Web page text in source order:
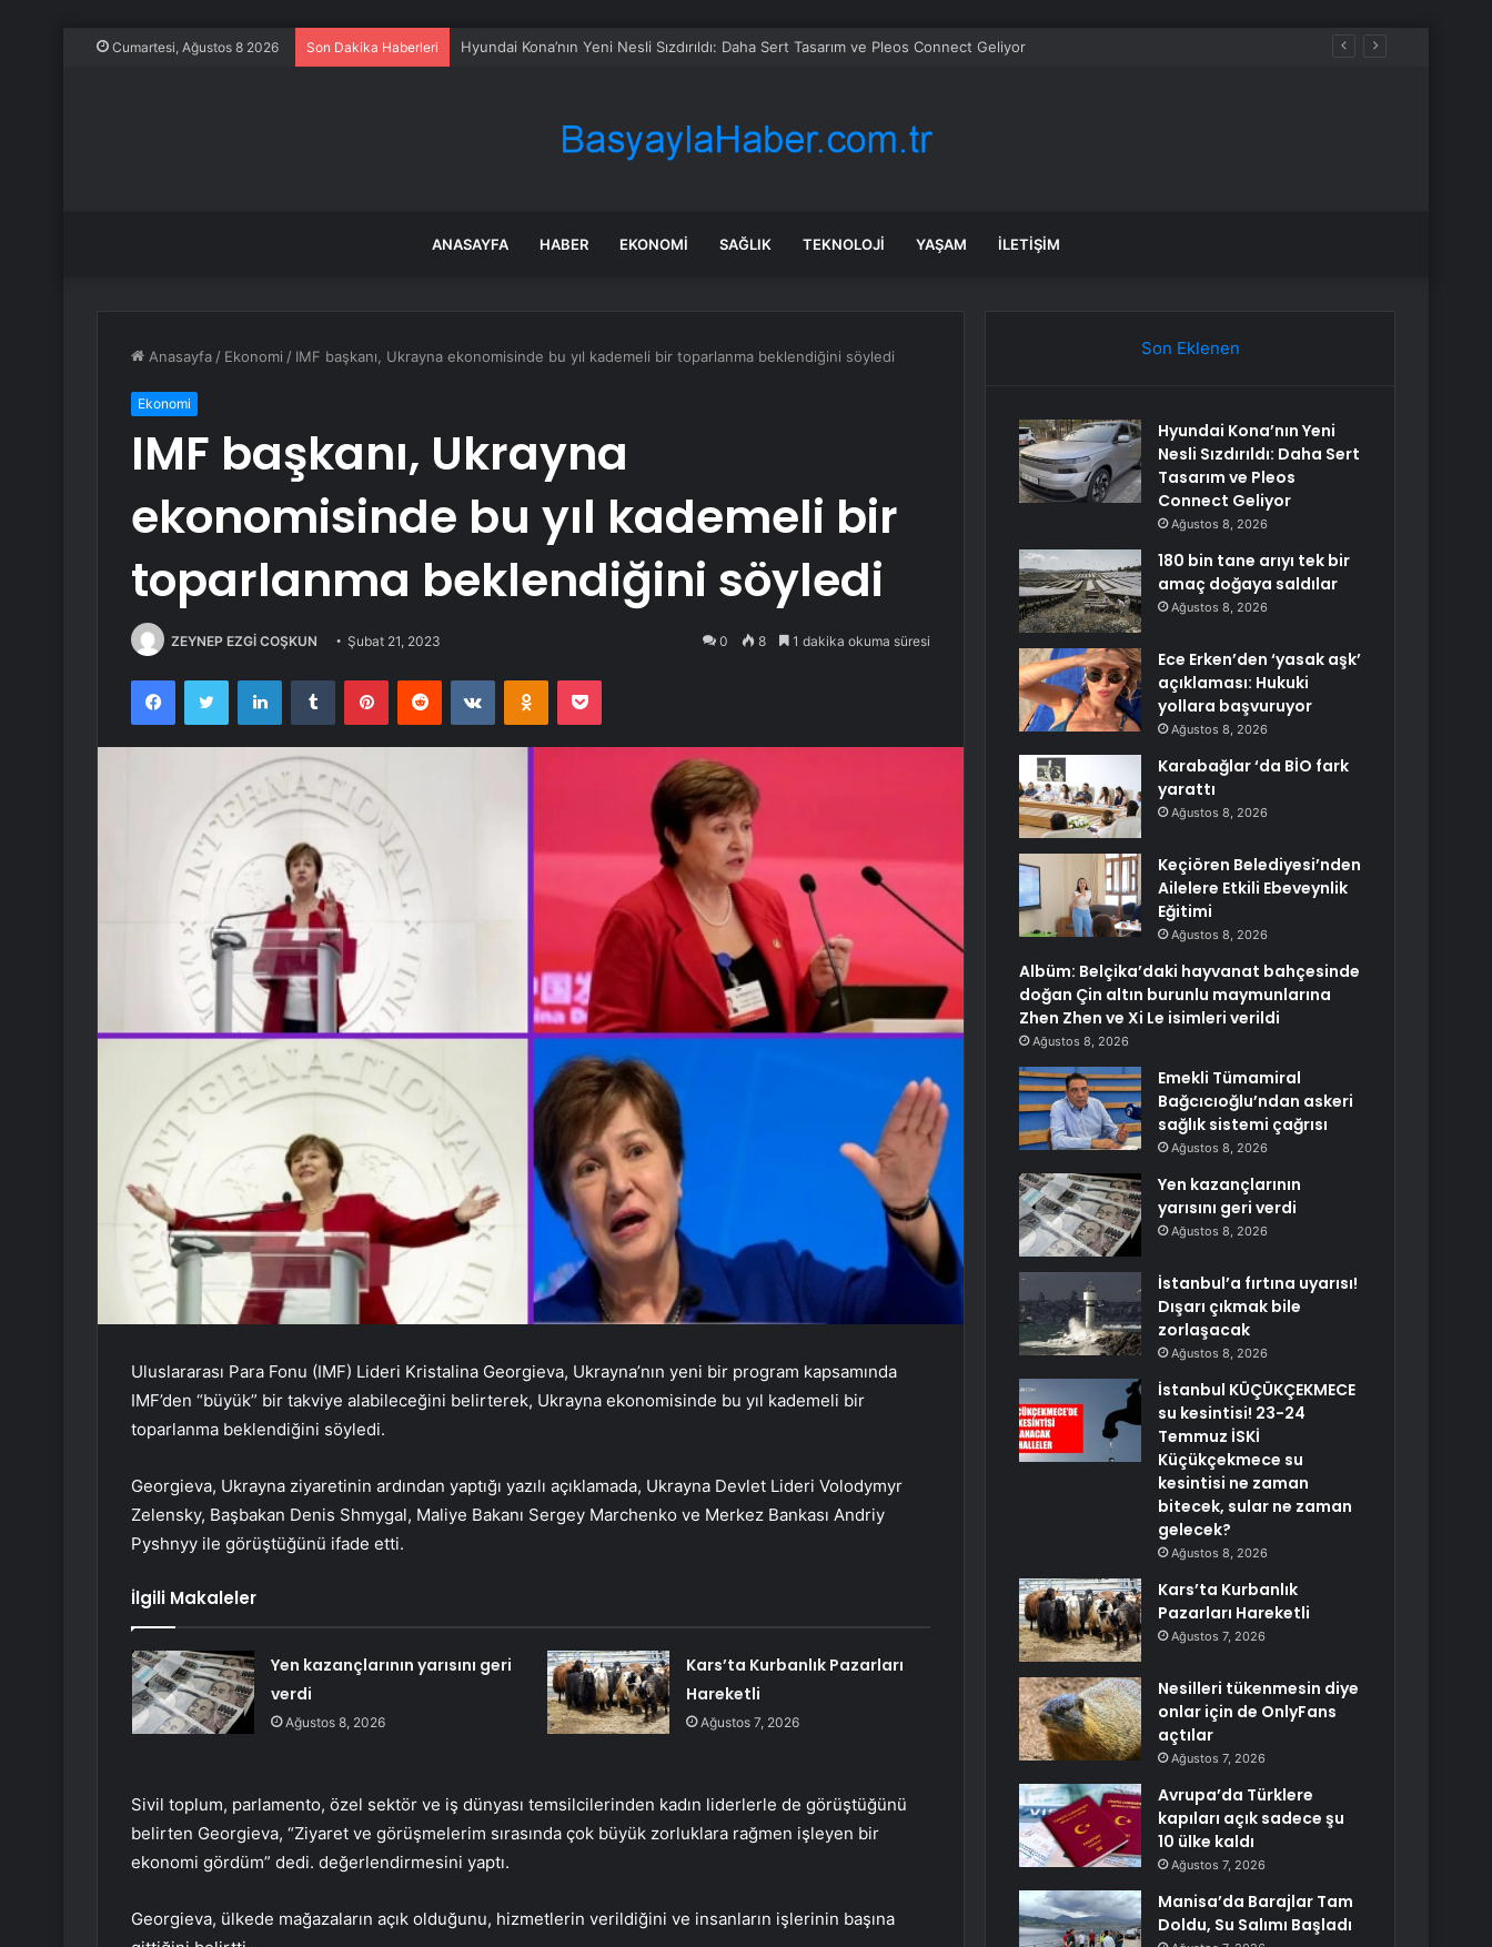
Cumartesi, Ağustos 8 2026 Son Dakika Haberleri 180 bin tane arıyı tek bir amaç doğaya saldılar
ANASAYFA HABER EKONOMI SAĞLIK TEKNOLOJI YAŞAM İLETIŞIM
Anasayfa / Ekonomi / IMF başkanı, Ukrayna ekonomisinde bu yıl kademeli bir toparlanma beklendiğini söyledi
Ekonomi
IMF başkanı, Ukrayna
ekonomisinde bu yıl kademeli bir
toparlanma beklendiğini söyledi
ZEYNEP EZGİ COŞKUN Şubat 21, 2023 0 8 1 dakika okuma süresi
FacebookTwitter LinkedInTumblr PinterestReddit VKontakteOdnoklassniki
Pocket
Uluslararası Para Fonu (IMF) Lideri Kristalina Georgieva, Ukrayna’nın yeni bir program kapsamında
IMF’den “büyük” bir takviye alabileceğini belirterek, Ukrayna ekonomisinde bu yıl kademeli bir
toparlanma beklendiğini söyledi.
Georgieva, Ukrayna ziyaretinin ardından yaptığı yazılı açıklamada, Ukrayna Devlet Lideri Volodymyr
Zelensky, Başbakan Denis Shmygal, Maliye Bakanı Sergey Marchenko ve Merkez Bankası Andriy
Pyshnyy ile görüştüğünü ifade etti.
İlgili Makaleler
Yen kazançlarının yarısını geri
verdi
Ağustos 8, 2026
Kars’ta Kurbanlık Pazarları
Hareketli
Ağustos 7, 2026
Sivil toplum, parlamento, özel sektör ve iş dünyası temsilcilerinden kadın liderlerle de görüştüğünü
belirten Georgieva, “Ziyaret ve görüşmelerim sırasında çok büyük zorluklara rağmen işleyen bir
ekonomi gördüm” dedi. değerlendirmesini yaptı.
Georgieva, ülkede mağazaların açık olduğunu, hizmetlerin verildiğini ve insanların işlerinin başına
Son Eklenen
Hyundai Kona’nın Yeni
Nesli Sızdırıldı: Daha Sert
Tasarım ve Pleos
Connect Geliyor
Ağustos 8, 2026
180 bin tane arıyı tek bir
amaç doğaya saldılar
Ağustos 8, 2026
Ece Erken’den ‘yasak aşk’
açıklaması: Hukuki
yollara başvuruyor
Ağustos 8, 2026
Karabağlar ‘da BİO fark
yarattı
Ağustos 8, 2026
Keçiören Belediyesi’nden
Ailelere Etkili Ebeveynlik
Eğitimi
Ağustos 8, 2026
Albüm: Belçika’daki hayvanat bahçesinde
doğan Çin altın burunlu maymunlarına
Zhen Zhen ve Xi Le isimleri verildi
Ağustos 8, 2026
Emekli Tümamiral
Bağcıcıoğlu’ndan askeri
sağlık sistemi çağrısı
Ağustos 8, 2026
Yen kazançlarının
yarısını geri verdi
Ağustos 8, 2026
İstanbul’a fırtına uyarısı!
Dışarı çıkmak bile
zorlaşacak
Ağustos 8, 2026
İstanbul KÜÇÜKÇEKMECE
su kesintisi! 23-24
Temmuz İSKİ
Küçükçekmece su
kesintisi ne zaman
bitecek, sular ne zaman
gelecek?
Ağustos 8, 2026
Kars’ta Kurbanlık
Pazarları Hareketli
Ağustos 7, 2026
Nesilleri tükenmesin diye
onlar için de OnlyFans
açtılar
Ağustos 7, 2026
Avrupa’da Türklere
kapıları açık sadece şu
10 ülke kaldı
Ağustos 7, 2026
Manisa’da Barajlar Tam
Doldu, Su Salımı Başladı